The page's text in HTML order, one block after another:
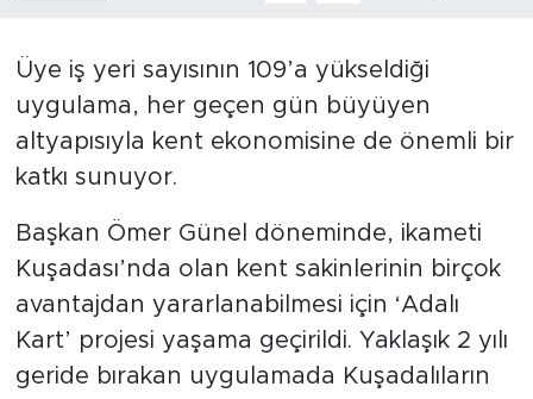
Üye iş yeri sayısının 109’a yükseldiği
uygulama, her geçen gün büyüyen
altyapısıyla kent ekonomisine de önemli bir
katkı sunuyor.
Başkan Ömer Günel döneminde, ikameti
Kuşadası’nda olan kent sakinlerinin birçok
avantajdan yararlanabilmesi için ‘Adalı
Kart’ projesi yaşama geçirildi. Yaklaşık 2 yılı
geride bırakan uygulamada Kuşadalıların